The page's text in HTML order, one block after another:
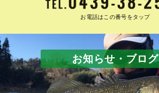
お電話はこの番号をタップ
お知らせ・ブログ